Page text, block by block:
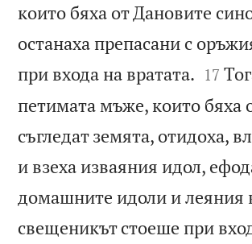
които бяха от Дановите
останаха препасани с
при входа на вратата. 

17
петимата мъже, които бяха
съгледат земята, отидоха,
и взеха изваяния идол,
домашните идоли и леяния
свещеникът стоеше при